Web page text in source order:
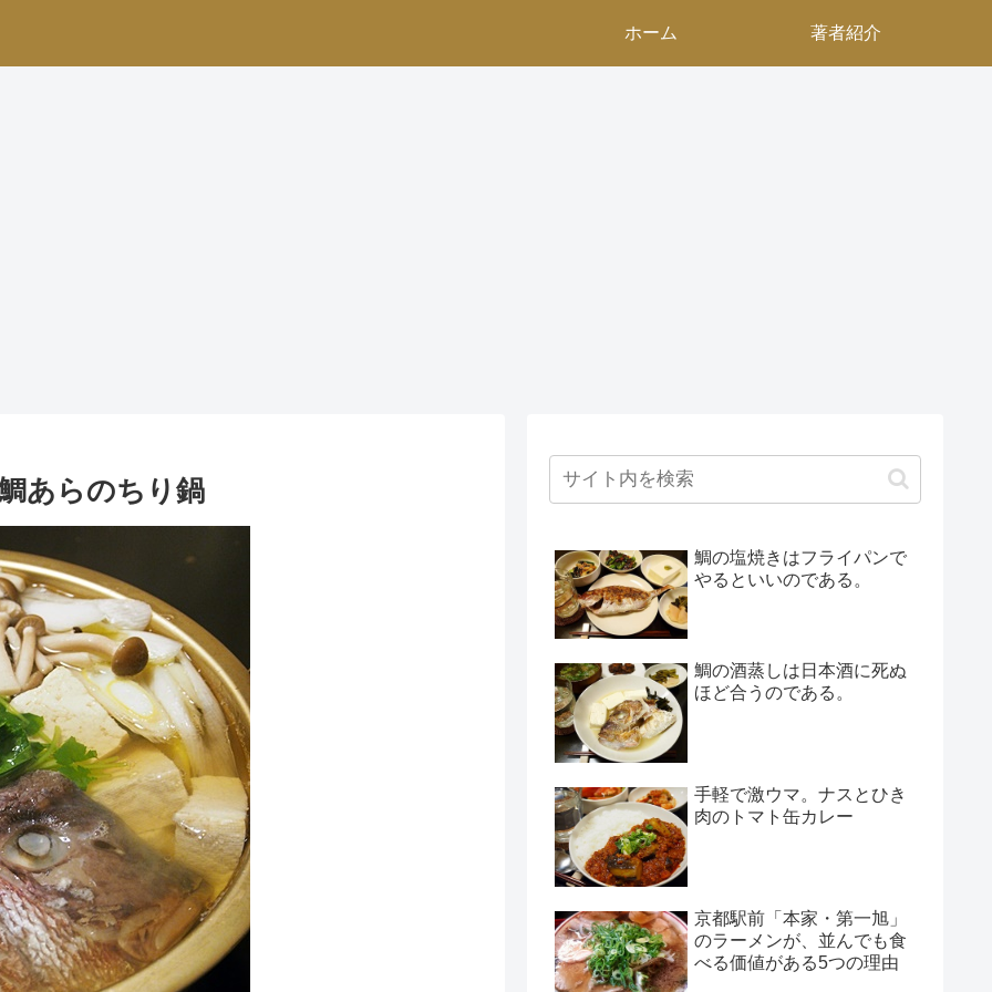
ホーム 著者紹介
あらのちり鍋
鯛の塩焼きはフライパンで
やるといいのである。
鯛の酒蒸しは日本酒に死ぬ
ほど合うのである。
手軽で激ウマ。ナスとひき
肉のトマト缶カレー
京都駅前「本家・第一旭」
のラーメンが、並んでも食
べる価値がある5つの理由